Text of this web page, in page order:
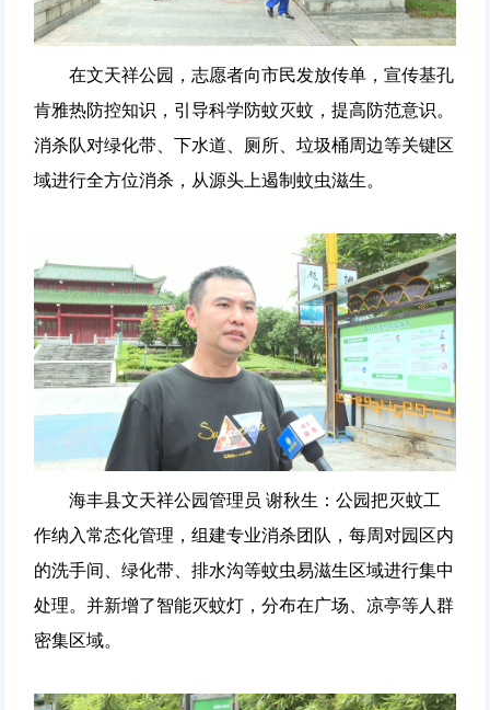
在文天祥公园，志愿者向市民发放传单，宣传基孔
肯雅热防控知识，引导科学防蚊灭蚊，提高防范意识。
消杀队对绿化带、下水道、厕所、垃圾桶周边等关键区
域进行全方位消杀，从源头上遏制蚊虫滋生。
海丰县文天祥公园管理员 谢秋生：公园把灭蚊工
作纳入常态化管理，组建专业消杀团队，每周对园区内
的洗手间、绿化带、排水沟等蚊虫易滋生区域进行集中
处理。并新增了智能灭蚊灯，分布在广场、凉亭等人群
密集区域。